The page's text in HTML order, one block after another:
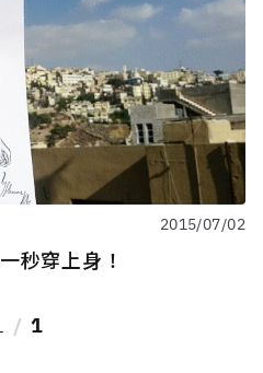
2015/07/02
秒穿上身！
1